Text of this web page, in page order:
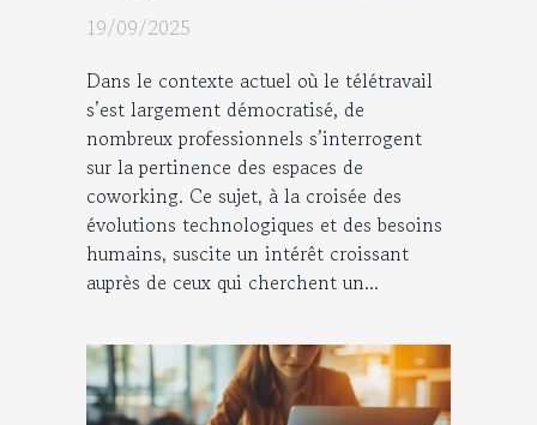
analyse détaillée
19/09/2025
Dans le contexte actuel où le télétravail
s’est largement démocratisé, de
nombreux professionnels s’interrogent
sur la pertinence des espaces de
coworking. Ce sujet, à la croisée des
évolutions technologiques et des besoins
humains, suscite un intérêt croissant
auprès de ceux qui cherchent un...